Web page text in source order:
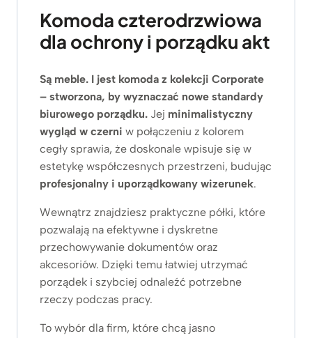
Komoda czterodrzwiowa
dla ochrony i porządku akt
Są meble. I jest komoda z kolekcji Corporate
– stworzona, by wyznaczać nowe standardy
biurowego porządku. Jej minimalistyczny
wygląd w czerni w połączeniu z kolorem
cegły sprawia, że doskonale wpisuje się w
estetykę współczesnych przestrzeni, budując
profesjonalny i uporządkowany wizerunek.
Wewnątrz znajdziesz praktyczne półki, które
pozwalają na efektywne i dyskretne
przechowywanie dokumentów oraz
akcesoriów. Dzięki temu łatwiej utrzymać
porządek i szybciej odnaleźć potrzebne
rzeczy podczas pracy.
To wybór dla firm, które chcą jasno